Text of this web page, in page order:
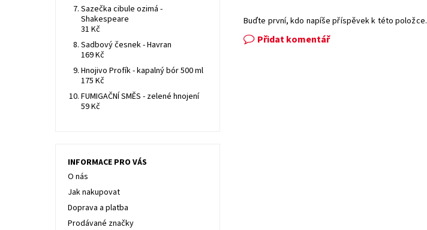
Buďte první, kdo napíše příspěvek k této položce.
Přidat komentář
Sazečka cibule ozimá -
Shakespeare
31 Kč
Sadbový česnek - Havran
169 Kč
Hnojivo Profík - kapalný bór 500 ml
175 Kč
FUMIGAČNÍ SMĚS - zelené hnojení
59 Kč
INFORMACE PRO VÁS
O nás
Jak nakupovat
Doprava a platba
Prodávané značky